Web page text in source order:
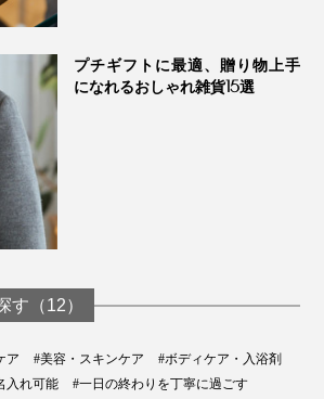
シ』を使うことで、ペットの身体の
行動を減らすきっかけにも。声なき
すよ」
きず、毛に絡みにくい。不思議と、
プチギフトに最適、贈り物上手
になれるおしゃれ雑貨15選
す（12）
ア #美容・スキンケア
#ボディケア・入浴剤
入れ可能 #一日の終わりを丁寧に過ごす